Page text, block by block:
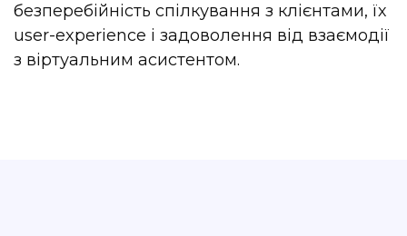
безперебійність спілкування з клієнтами, їх
user-experience і задоволення від взаємодії
з віртуальним асистентом.